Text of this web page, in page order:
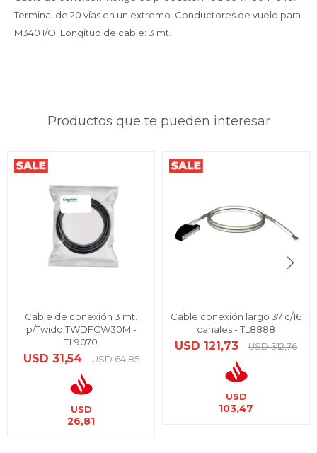
Terminal de 20 vías en un extremo. Conductores de vuelo para
M340 I/O. Longitud de cable: 3 mt.
Productos que te pueden interesar
Cable de conexión 3 mt.
p/Twido TWDFCW30M -
TL9070
USD 31,54 USD 64,85
USD
26,81
Cable conexión largo 37 c/16
canales - TL8888
USD 121,73 USD 312,76
USD
103,47